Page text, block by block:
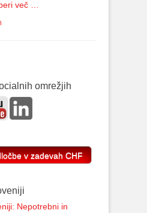
več …
omrežjih
LinkedIn
Nepotrebni in